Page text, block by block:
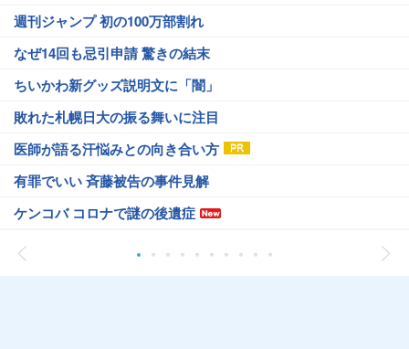
週刊ジャンプ 初の100万部割れ
なぜ14回も忌引申請 驚きの結末
ちいかわ新グッズ説明文に「闇」
敗れた札幌日大の振る舞いに注目
医師が語る汗悩みとの向き合い方
有罪でいい 斉藤被告の事件見解
ケンコバ コロナで謎の後遺症